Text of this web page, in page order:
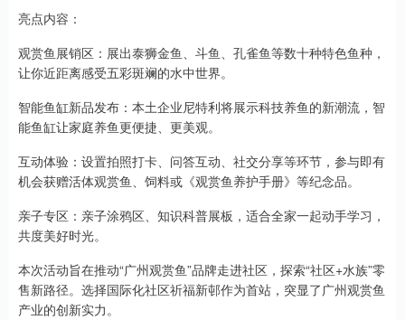
亮点内容：
观赏鱼展销区：展出泰狮金鱼、斗鱼、孔雀鱼等数十种特色鱼种，
让你近距离感受五彩斑斓的水中世界。
智能鱼缸新品发布：本土企业尼特利将展示科技养鱼的新潮流，智
能鱼缸让家庭养鱼更便捷、更美观。
互动体验：设置拍照打卡、问答互动、社交分享等环节，参与即有
机会获赠活体观赏鱼、饲料或《观赏鱼养护手册》等纪念品。
亲子专区：亲子涂鸦区、知识科普展板，适合全家一起动手学习，
共度美好时光。
本次活动旨在推动“广州观赏鱼”品牌走进社区，探索“社区+水族”零
售新路径。选择国际化社区祈福新邨作为首站，突显了广州观赏鱼
产业的创新实力。